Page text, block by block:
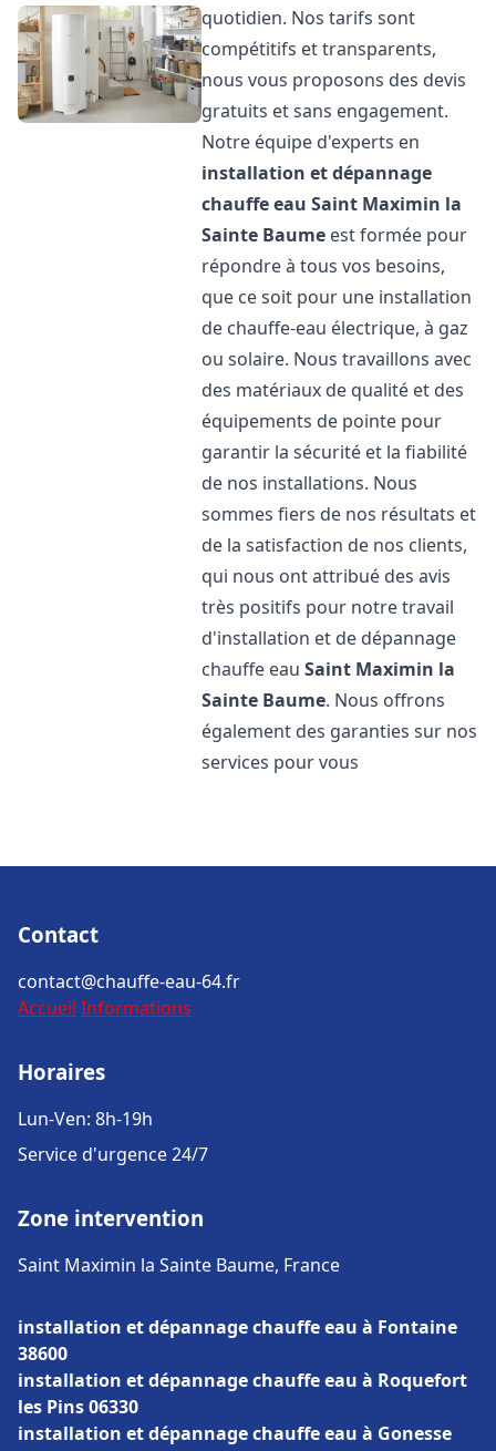
quotidien. Nos tarifs sont
compétitifs et transparents,
nous vous proposons des devis
gratuits et sans engagement.
Notre équipe d'experts en
installation et dépannage
chauffe eau Saint Maximin la
Sainte Baume est formée pour
répondre à tous vos besoins,
que ce soit pour une installation
de chauffe-eau électrique, à gaz
ou solaire. Nous travaillons avec
des matériaux de qualité et des
équipements de pointe pour
garantir la sécurité et la fiabilité
de nos installations. Nous
sommes fiers de nos résultats et
de la satisfaction de nos clients,
qui nous ont attribué des avis
très positifs pour notre travail
d'installation et de dépannage
chauffe eauSaint Maximin la
Sainte Baume. Nous offrons
également des garanties sur nos
services pour vous
Contact
contact@chauffe-eau-64.fr
Accueil Informations
Horaires
Lun-Ven: 8h-19h
Service d'urgence 24/7
Zone intervention
Saint Maximin la Sainte Baume, France
installation et dépannage chauffe eau à Fontaine
38600
installation et dépannage chauffe eau à Roquefort
les Pins 06330
installation et dépannage chauffe eau à Gonesse